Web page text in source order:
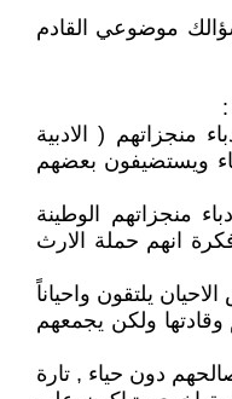
موضوعي القادم
منجزاتهم ( الادبية
ويستضيفون بعضهم
منجزاتهم الوطينة
انهم حملة الارث
يلتقون واحياناً
ولكن يجمعهم
دون حياء , تارة